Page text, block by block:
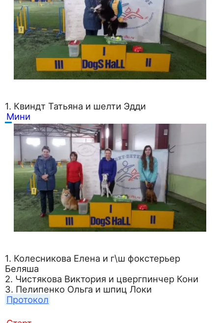
1. Квиндт Татьяна и шелти Эдди
Мини
1. Колесникова Елена и г\ш фокстерьер
Беляша
2. Чистякова Виктория и цвергпинчер Кони
3. Пелипенко Ольга и шпиц Локи
Протокол